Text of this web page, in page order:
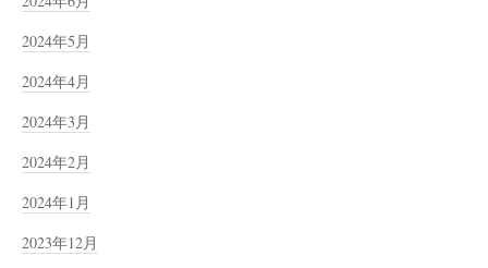
2024年5月
2024年4月
2024年3月
2024年2月
2024年1月
2023年12月